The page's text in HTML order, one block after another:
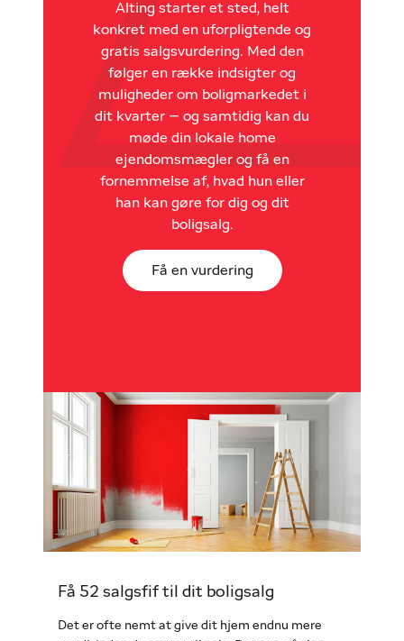
Alting starter et sted, helt
konkret med en uforpligtende og
gratis salgsvurdering. Med den
følger en række indsigter og
muligheder om boligmarkedet i
dit kvarter – og samtidig kan du
møde din lokale home
ejendomsmægler og få en
fornemmelse af, hvad hun eller
han kan gøre for dig og dit
boligsalg.
Få en vurdering
Få 52 salgsfif til dit boligsalg
Det er ofte nemt at give dit hjem endnu mere